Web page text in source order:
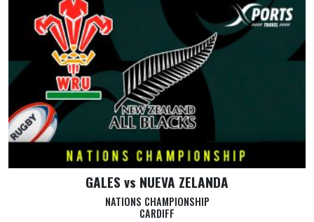
GALES vs NUEVA ZELANDA
NATIONS CHAMPIONSHIP
CARDIFF